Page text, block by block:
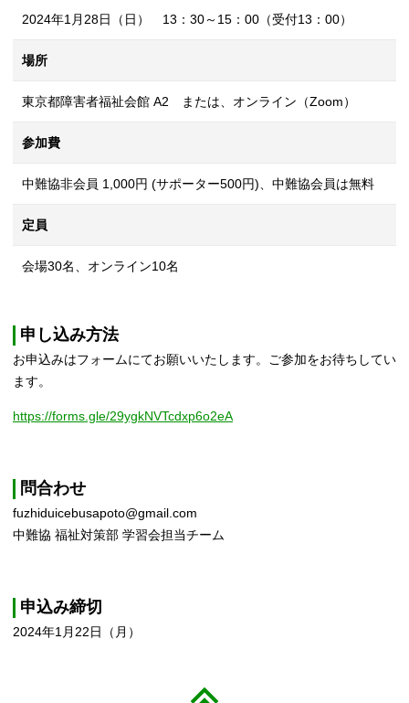
2024年1月28日（日） 13：30～15：00（受付13：00）
場所
東京都障害者福祉会館 A2 または、オンライン（Zoom）
参加費
中難協非会員 1,000円 (サポーター500円)、中難協会員は無料
定員
会場30名、オンライン10名
申し込み方法
お申込みはフォームにてお願いいたします。ご参加をお待ちしてい
ます。
https://forms.gle/29ygkNVTcdxp6o2eA
問合わせ
fuzhiduicebusapoto@gmail.com
中難協 福祉対策部 学習会担当チーム
申込み締切
2024年1月22日（月）